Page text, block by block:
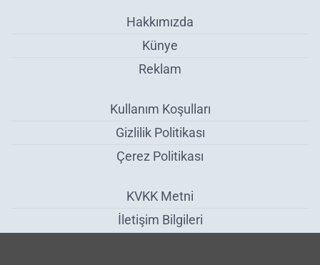
Hakkımızda
Künye
Reklam
Kullanım Koşulları
Gizlilik Politikası
Çerez Politikası
KVKK Metni
İletişim Bilgileri